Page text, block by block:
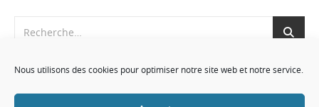
Nous utilisons des cookies pour optimiser notre site web et notre service.